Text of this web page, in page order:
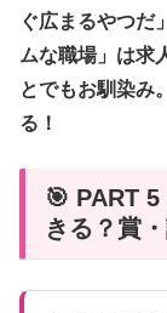
ぐ広まるやつだ
ムな職場」は求
とでもお馴染み
る！
🎯 PART
きる？賞